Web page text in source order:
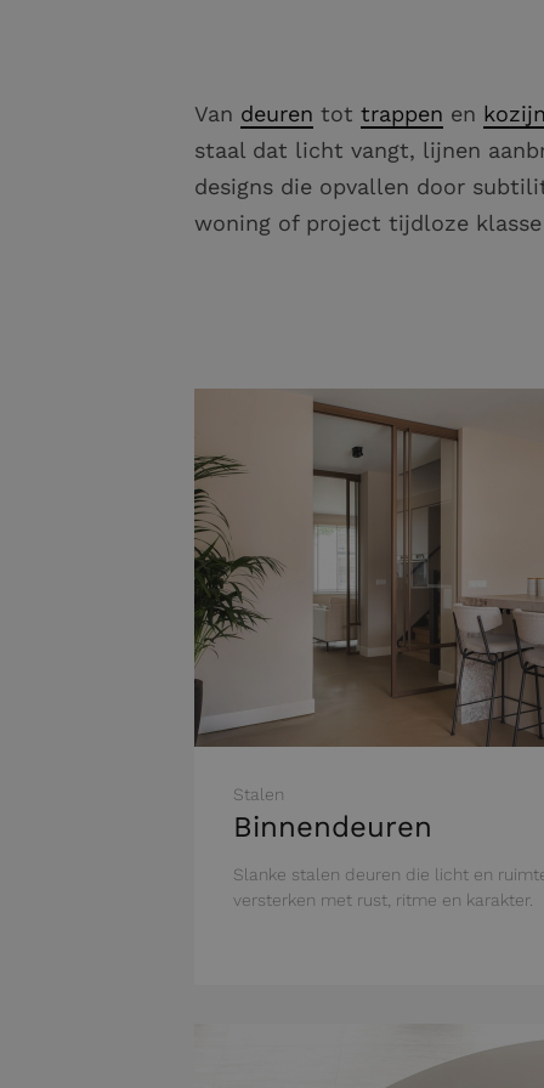
Van deuren tot trappen en
staal dat licht vangt, lijnen
designs die opvallen door
woning of project tijdloze
Stalen
Binnendeuren
Slanke stalen deuren die licht en
versterken met rust, ritme en karakter.